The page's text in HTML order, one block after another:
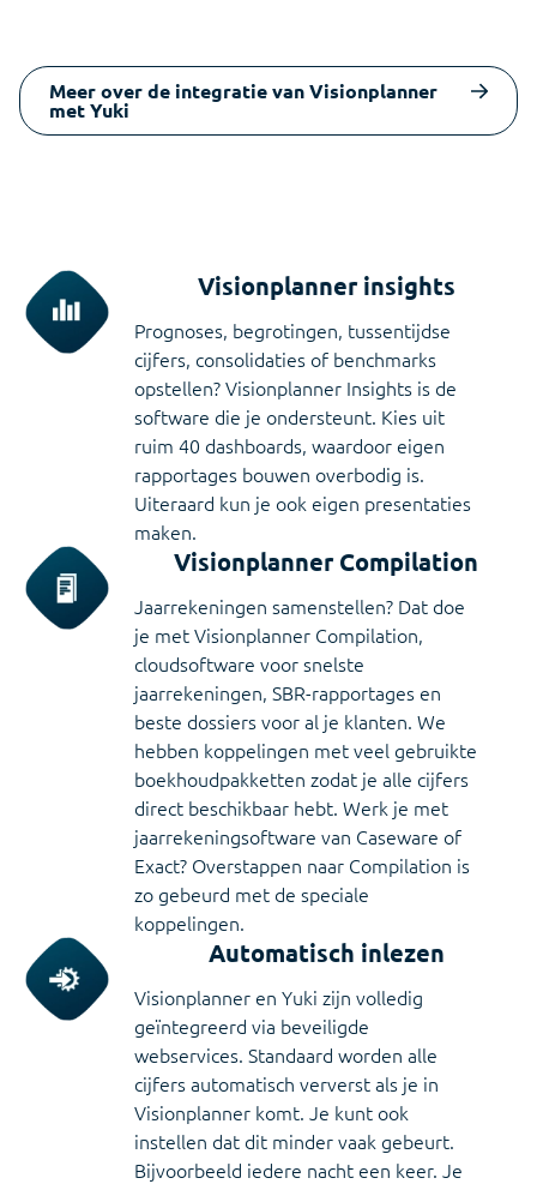
Infine
On-premise software voor samenstellen van
jaarrekeningen
Meer over de integratie van Visionplanner
met Yuki
Visionplanner insights
Prognoses, begrotingen, tussentijdse
cijfers, consolidaties of benchmarks
opstellen? Visionplanner Insights is de
software die je ondersteunt. Kies uit
ruim 40 dashboards, waardoor eigen
rapportages bouwen overbodig is.
Uiteraard kun je ook eigen presentaties
maken.
Visionplanner Compilation
Jaarrekeningen samenstellen? Dat doe
je met Visionplanner Compilation,
cloudsoftware voor snelste
jaarrekeningen, SBR-rapportages en
beste dossiers voor al je klanten. We
hebben koppelingen met veel gebruikte
boekhoudpakketten zodat je alle cijfers
direct beschikbaar hebt. Werk je met
jaarrekeningsoftware van Caseware of
Exact? Overstappen naar Compilation is
zo gebeurd met de speciale
koppelingen.
Automatisch inlezen
Visionplanner en Yuki zijn volledig
geïntegreerd via beveiligde
webservices. Standaard worden alle
cijfers automatisch ververst als je in
Visionplanner komt. Je kunt ook
instellen dat dit minder vaak gebeurt.
Bijvoorbeeld iedere nacht een keer. Je